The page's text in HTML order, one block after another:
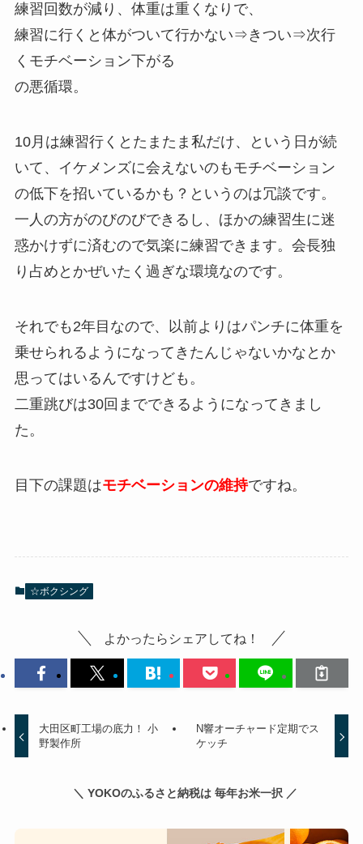
練習回数が減り、体重は重くなりで、
練習に行くと体がついて行かない⇒きつい⇒次行
くモチベーション下がる
の悪循環。
10月は練習行くとたまたま私だけ、という日が続
いて、イケメンズに会えないのもモチベーション
の低下を招いているかも？というのは冗談です。
一人の方がのびのびできるし、ほかの練習生に迷
惑かけずに済むので気楽に練習できます。会長独
り占めとかぜいたく過ぎな環境なのです。
それでも2年目なので、以前よりはパンチに体重を
乗せられるようになってきたんじゃないかなとか
思ってはいるんですけども。
二重跳びは30回までできるようになってきまし
た。
目下の課題はモチベーションの維持ですね。
☆ボクシング
よかったらシェアしてね！
大田区町工場の底力！ 小
野製作所
N響オーチャード定期でス
ケッチ
＼ YOKOのふるさと納税は 毎年お米一択 ／